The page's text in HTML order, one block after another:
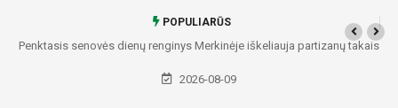
POPULIARŪS
Penktasis senovės dienų renginys Merkinėje iškeliauja partizanų takais
2026-08-09